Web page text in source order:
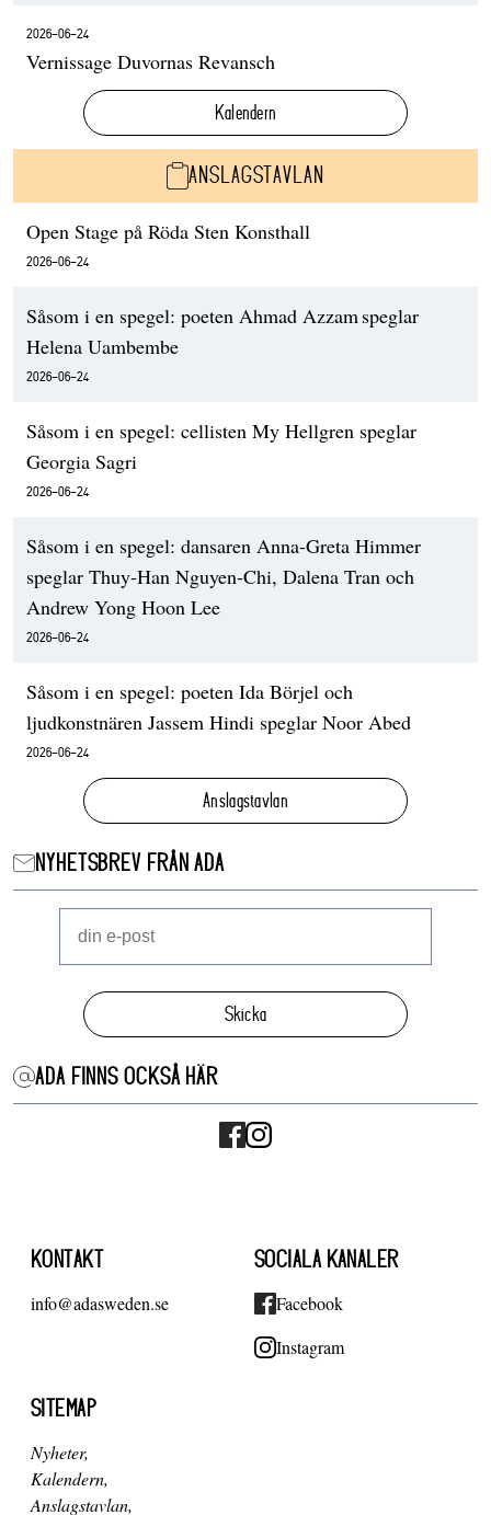
2026-06-24
Vernissage Duvornas Revansch
Kalendern
ANSLAGSTAVLAN
Open Stage på Röda Sten Konsthall
2026-06-24
Såsom i en spegel: poeten Ahmad Azzam speglar
Helena Uambembe
2026-06-24
Såsom i en spegel: cellisten My Hellgren speglar
Georgia Sagri
2026-06-24
Såsom i en spegel: dansaren Anna-Greta Himmer
speglar Thuy-Han Nguyen-Chi, Dalena Tran och
Andrew Yong Hoon Lee
2026-06-24
Såsom i en spegel: poeten Ida Börjel och
ljudkonstnären Jassem Hindi speglar Noor Abed
2026-06-24
Anslagstavlan
NYHETSBREV FRÅN ADA
Skicka
ADA FINNS OCKSÅ HÄR
KONTAKT
info@adasweden.se
SOCIALA KANALER
Facebook
Instagram
SITEMAP
Nyheter
Kalendern
Anslagstavlan